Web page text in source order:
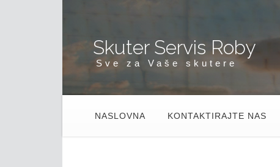
Skuter Servis Roby
Sve za Vaše skutere
NASLOVNA KONTAKTIRAJTE NAS